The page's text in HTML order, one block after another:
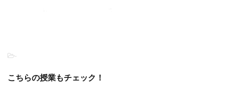
-
こちらの授業もチェック！